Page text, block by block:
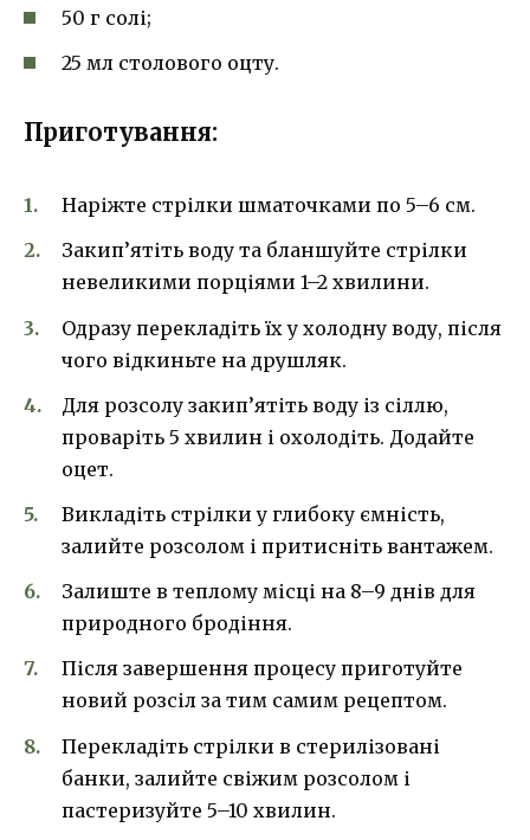
50 г солі;
25 мл столового оцту.
Приготування:
Наріжте стрілки шматочками по 5–6 см.
Закип’ятіть воду та бланшуйте стрілки
невеликими порціями 1–2 хвилини.
Одразу перекладіть їх у холодну воду, після
чого відкиньте на друшляк.
Для розсолу закип’ятіть воду із сіллю,
проваріть 5 хвилин і охолодіть. Додайте
оцет.
Викладіть стрілки у глибоку ємність,
залийте розсолом і притисніть вантажем.
Залиште в теплому місці на 8–9 днів для
природного бродіння.
Після завершення процесу приготуйте
новий розсіл за тим самим рецептом.
Перекладіть стрілки в стерилізовані
банки, залийте свіжим розсолом і
пастеризуйте 5–10 хвилин.